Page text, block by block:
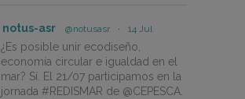
notus-asr @notusasr · 14 Jul
¿Es posible unir ecodiseño,
economía circular e igualdad en el
mar? Sí. El 21/07 participamos en la
jornada #REDISMAR de @CEPESCA.